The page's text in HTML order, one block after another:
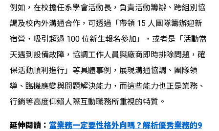
例如，在校擔任系學會活動長，負責活動籌辦、跨組別協
調及校內外溝通合作，可透過「帶領 15 人團隊籌辦迎新
宿營，吸引超過 100 位新生報名參加」，或者是「活動當
天遇到設備故障，協調工作人員與廠商即時排除問題，確
保活動順利進行」等具體事例，展現溝通協調、團隊領
導、臨機應變與問題解決能力，而這些能力也正是業務、
行銷等高度仰賴人際互動職務所重視的特質。
延伸閱讀： 當業務一定要性格外向嗎？解析優秀業務的9